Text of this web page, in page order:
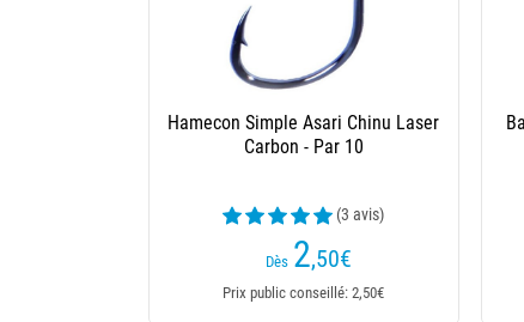
Hamecon Simple Asari Chinu Laser
Carbon - Par 10
(3 avis)
Dès 2,50€
Prix public conseillé: 2,50€